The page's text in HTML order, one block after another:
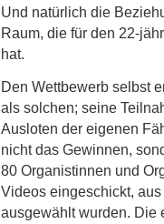
Und natürlich die
Raum, die für den 22-
hat.
Den Wettbewerb selbst
als solchen; seine
Ausloten der eigenen
nicht das Gewinnen,
80 Organistinnen und
Videos eingeschickt,
ausgewählt wurden. Die